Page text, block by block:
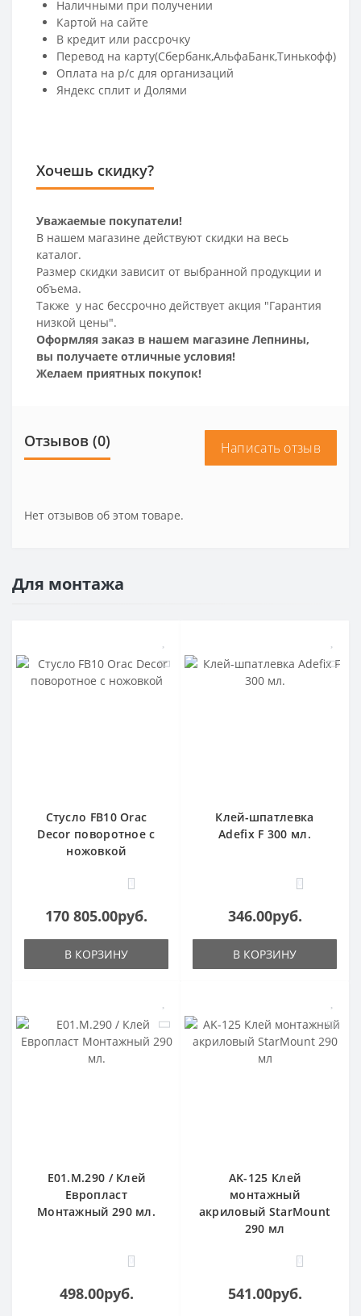
Наличными при получении
Картой на сайте
В кредит или рассрочку
Перевод на карту(Сбербанк,АльфаБанк,Тинькофф)
Оплата на р/c для организаций
Яндекс сплит и Долями
Хочешь скидку?
Уважаемые покупатели!
В нашем магазине действуют скидки на весь
каталог.
Размер скидки зависит от выбранной продукции и
объема.
Также у нас бессрочно действует акция "Гарантия
низкой цены".
Оформляя заказ в нашем магазине Лепнины,
вы получаете отличные условия!
Желаем приятных покупок!
Отзывов (0) Написать отзыв
Нет отзывов об этом товаре.
Для монтажа
Стусло FB10 Orac
Decor поворотное с
ножовкой
1
170 805.00руб.
В КОРЗИНУ
Клей-шпатлевка
Adefix F 300 мл.
0
346.00руб.
В КОРЗИНУ
E01.M.290 / Клей
Европласт
Монтажный 290 мл.
0
498.00руб.
AK-125 Клей
монтажный
акриловый StarMount
290 мл
0
541.00руб.